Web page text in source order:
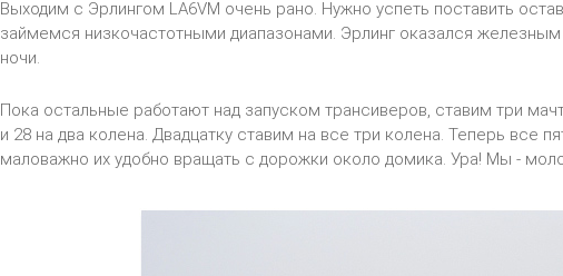
Выходим с Эрлингом LA6VM очень рано. Нужно успеть поставить
займемся низкочастотными диапазонами. Эрлинг оказался
ночи.
Пока остальные работают над запуском трансиверов, ставим три
и 28 на два колена. Двадцатку ставим на все три колена. Теперь все
маловажно их удобно вращать с дорожки около домика. Ура! Мы -